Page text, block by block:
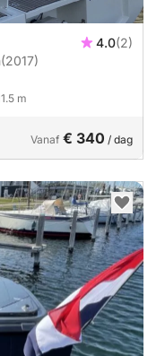
4.0(2)
(2017)
m
Vanaf € 340 / dag